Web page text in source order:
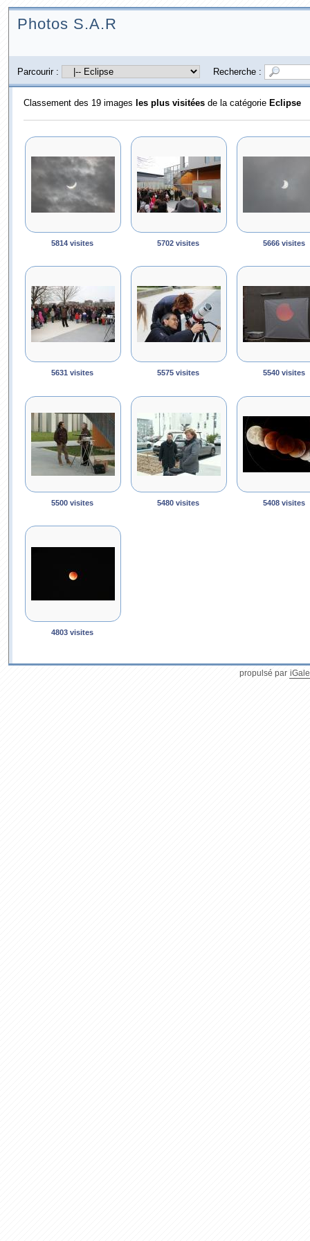
Photos S.A.R
Parcourir : Recherche :
Classement des 19 images les plus visitéesde la catégorie Eclipse
5814 visites 5702 visites 5666 visites
5631 visites 5575 visites 5540 visites
5500 visites 5480 visites 5408 visites
4803 visites
propulsé par